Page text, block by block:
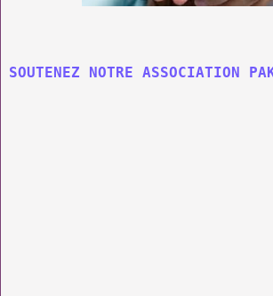
SOUTENEZ NOTRE ASSOCIATION